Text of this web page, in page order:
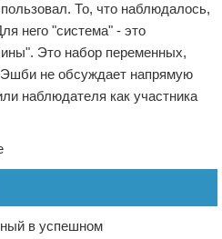
То, что наблюдалось,
него "система" - это
Это набор переменных,
не обсуждает напрямую
наблюдателя как участника
в успешном